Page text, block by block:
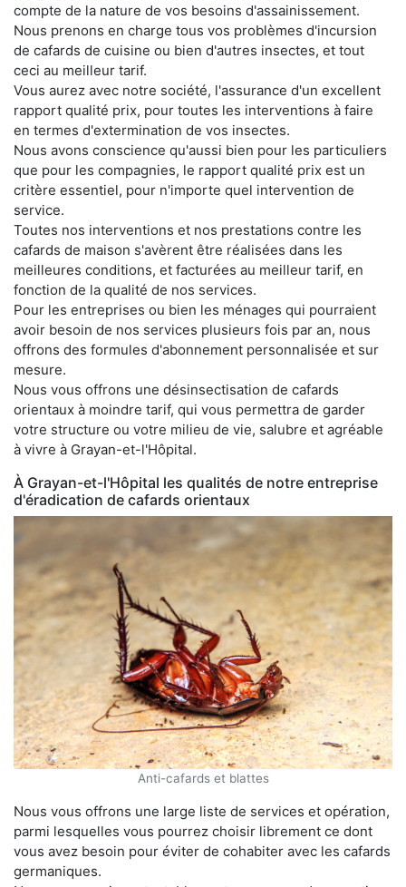
compte de la nature de vos besoins d'assainissement.
Nous prenons en charge tous vos problèmes d'incursion
de cafards de cuisine ou bien d'autres insectes, et tout
ceci au meilleur tarif.
Vous aurez avec notre société, l'assurance d'un excellent
rapport qualité prix, pour toutes les interventions à faire
en termes d'extermination de vos insectes.
Nous avons conscience qu'aussi bien pour les particuliers
que pour les compagnies, le rapport qualité prix est un
critère essentiel, pour n'importe quel intervention de
service.
Toutes nos interventions et nos prestations contre les
cafards de maison s'avèrent être réalisées dans les
meilleures conditions, et facturées au meilleur tarif, en
fonction de la qualité de nos services.
Pour les entreprises ou bien les ménages qui pourraient
avoir besoin de nos services plusieurs fois par an, nous
offrons des formules d'abonnement personnalisée et sur
mesure.
Nous vous offrons une désinsectisation de cafards
orientaux à moindre tarif, qui vous permettra de garder
votre structure ou votre milieu de vie, salubre et agréable
à vivre à Grayan-et-l'Hôpital.
À Grayan-et-l'Hôpital les qualités de notre entreprise
d'éradication de cafards orientaux
Anti-cafards et blattes
Nous vous offrons une large liste de services et opération,
parmi lesquelles vous pourrez choisir librement ce dont
vous avez besoin pour éviter de cohabiter avec les cafards
germaniques.